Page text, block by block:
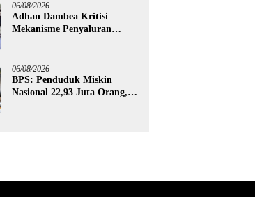
06/08/2026
Adhan Dambea Kritisi
Mekanisme Penyaluran
06/08/2026
BPS: Penduduk Miskin
Nasional 22,93 Juta Orang,